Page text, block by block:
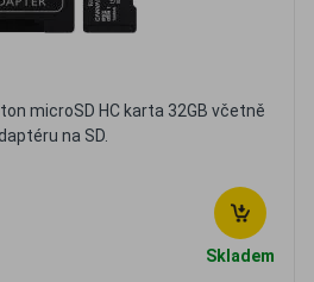
microSD HC karta 32GB včetně
na SD.
Skladem